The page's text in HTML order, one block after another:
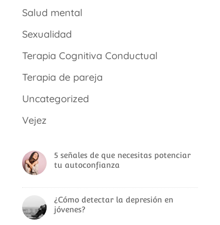
Salud mental
Sexualidad
Terapia Cognitiva Conductual
Terapia de pareja
Uncategorized
Vejez
5 señales de que necesitas potenciar
tu autoconfianza
¿Cómo detectar la depresión en
jóvenes?